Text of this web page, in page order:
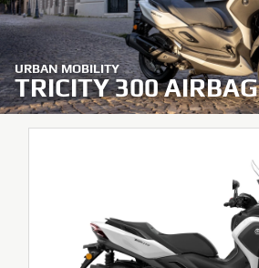
URBAN MOBILITY
TRICITY 300 AIRBAG